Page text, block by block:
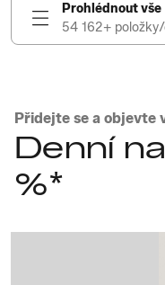
Prohlédnout vše
54 162+
Přidejte se a objevte
Denní
%*